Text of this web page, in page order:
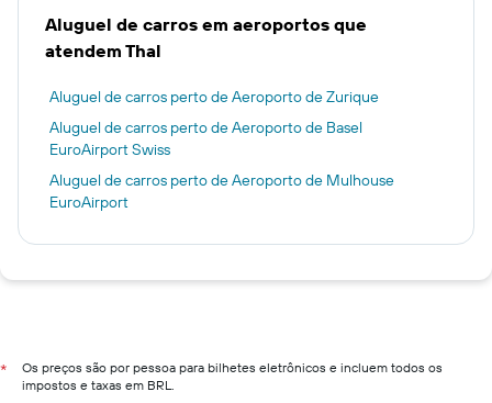
Aluguel de carros em aeroportos que
atendem Thal
Aluguel de carros perto de Aeroporto de Zurique
Aluguel de carros perto de Aeroporto de Basel
EuroAirport Swiss
Aluguel de carros perto de Aeroporto de Mulhouse
EuroAirport
*
Os preços são por pessoa para bilhetes eletrônicos e incluem todos os
impostos e taxas em BRL.